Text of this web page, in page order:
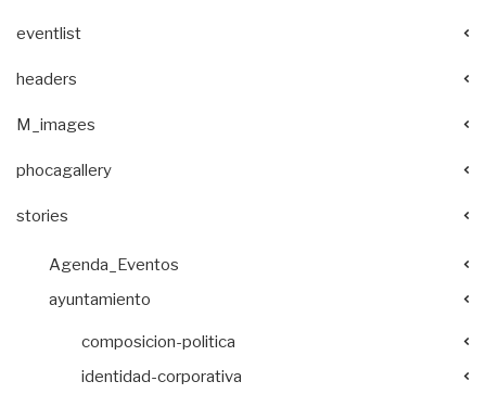
eventlist
headers
M_images
phocagallery
stories
Agenda_Eventos
ayuntamiento
composicion-politica
identidad-corporativa